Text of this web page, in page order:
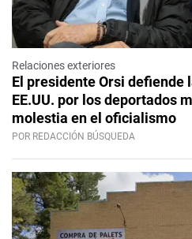
Relaciones exteriores
El presidente Orsi defiende
EE.UU. por los deportados
molestia en el oficialismo
POR REDACCIÓN BÚSQUEDA